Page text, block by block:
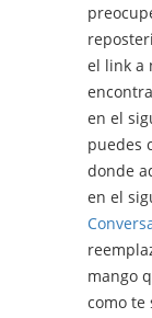
el link a
en el
puedes
donde
en el
mango
como te